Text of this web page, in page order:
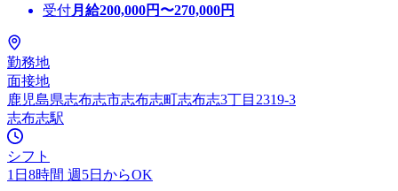
受付月給200,000円〜270,000円
勤務地
面接地
鹿児島県志布志市志布志町志布志3丁目2319-3
志布志駅
シフト
1日8時間 週5日からOK